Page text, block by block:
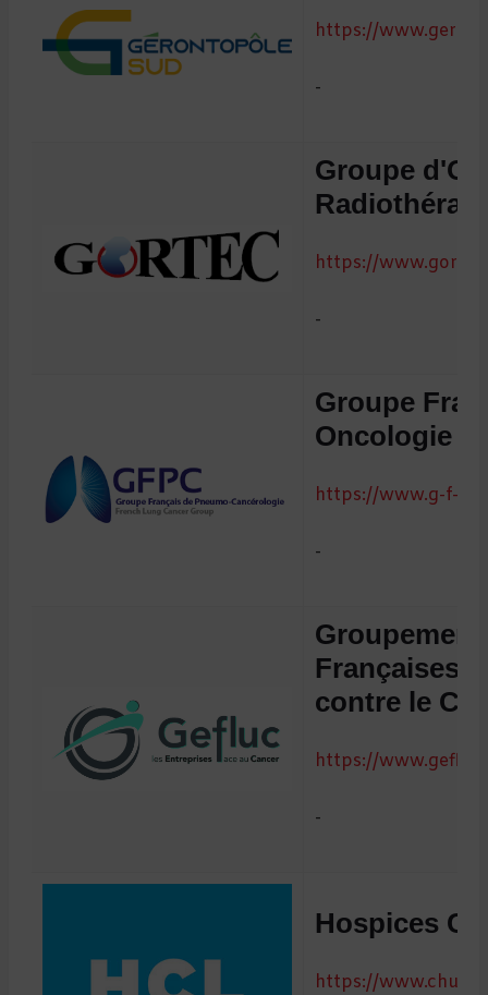
https://
-
Groupe
https://
-
Groupe
Oncologie
https://www.g-f-p-
-
Françaises
contre le
https://
-
Hospices
https://www.chu-